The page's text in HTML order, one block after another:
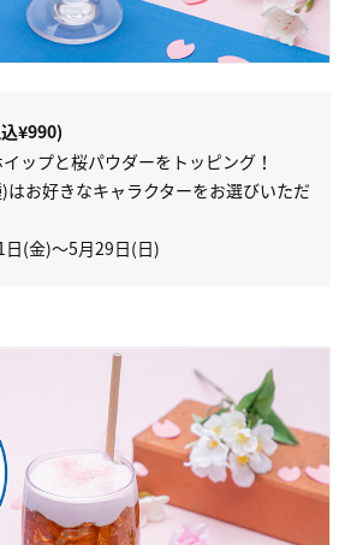
¥990)
ップと桜パウダーをトッピング！
お好きなキャラクターをお選びいただ
(金)～5月29日(日)